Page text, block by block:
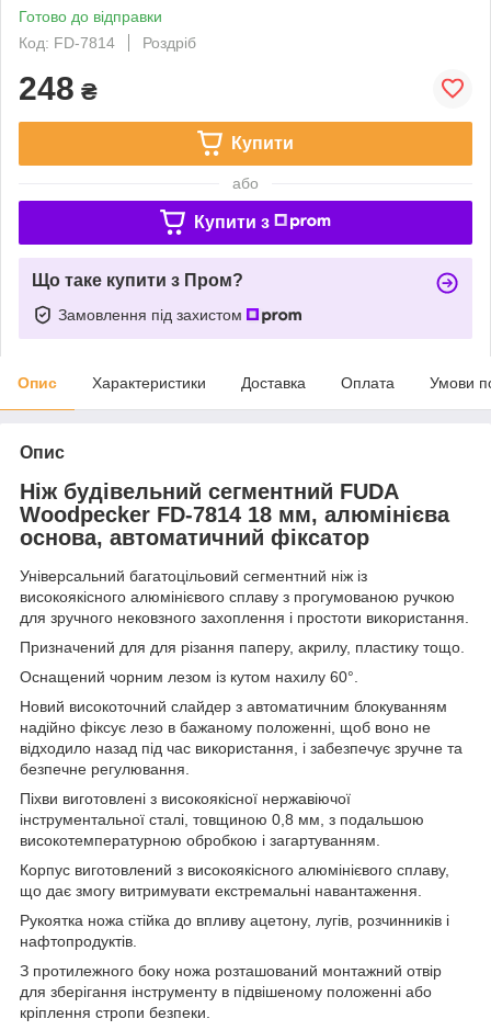
Готово до відправки
Код: FD-7814
Роздріб
248 ₴
Купити
або
Купити з
Що таке купити з Пром?
Замовлення під захистом
Опис Характеристики Доставка Оплата Умови
Опис
Ніж будівельний сегментний FUDA
Woodpecker FD-7814 18 мм, алюмінієва
основа, автоматичний фіксатор
Універсальний багатоцільовий сегментний ніж із
високоякісного алюмінієвого сплаву з прогумованою ручкою
для зручного нековзного захоплення і простоти використання.
Призначений для для різання паперу, акрилу, пластику тощо.
Оснащений чорним лезом із кутом нахилу 60°.
Новий високоточний слайдер з автоматичним блокуванням
надійно фіксує лезо в бажаному положенні, щоб воно не
відходило назад під час використання, і забезпечує зручне та
безпечне регулювання.
Піхви виготовлені з високоякісної нержавіючої
інструментальної сталі, товщиною 0,8 мм, з подальшою
високотемпературною обробкою і загартуванням.
Корпус виготовлений з високоякісного алюмінієвого сплаву,
що дає змогу витримувати екстремальні навантаження.
Рукоятка ножа стійка до впливу ацетону, лугів, розчинників і
нафтопродуктів.
З протилежного боку ножа розташований монтажний отвір
для зберігання інструменту в підвішеному положенні або
кріплення стропи безпеки.